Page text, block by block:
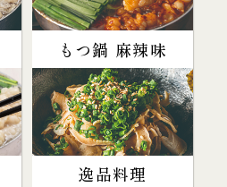
もつ鍋 麻辣味
逸品料理